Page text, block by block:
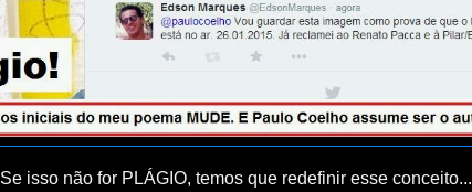
Se isso não for PLÁGIO, temos que redefinir esse conceito...